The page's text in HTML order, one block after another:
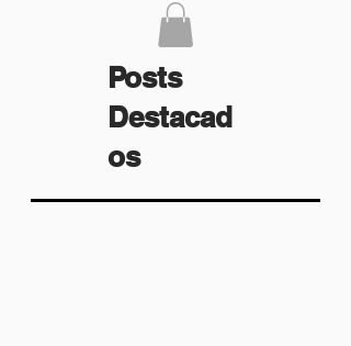
Posts
Destacad
os